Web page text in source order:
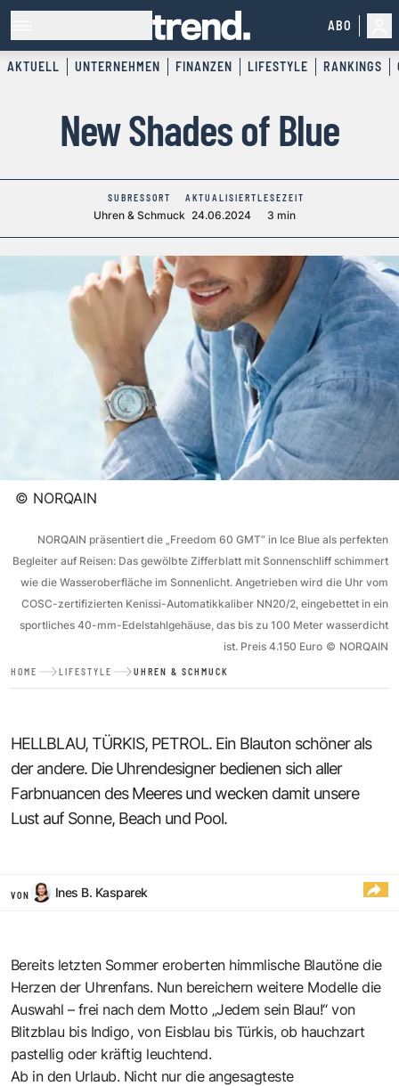
ABO
AKTUELL UNTERNEHMEN FINANZEN LIFESTYLE RANKINGS
New Shades of Blue
SUBRESSORT
Uhren & Schmuck
AKTUALISIERT
24.06.2024
LESEZEIT
3 min
© NORQAIN
NORQAIN präsentiert die „Freedom 60 GMT“ in Ice Blue als perfekten
Begleiter auf Reisen: Das gewölbte Zifferblatt mit Sonnenschliff schimmert
wie die Wasseroberfläche im Sonnenlicht. Angetrieben wird die Uhr vom
COSC-zertifizierten Kenissi-Automatikkaliber NN20/2, eingebettet in ein
sportliches 40-mm-Edelstahlgehäuse, das bis zu 100 Meter wasserdicht
ist. Preis 4.150 Euro © NORQAIN
HOME LIFESTYLE UHREN & SCHMUCK
HELLBLAU, TÜRKIS, PETROL. Ein Blauton schöner als
der andere. Die Uhrendesigner bedienen sich aller
Farbnuancen des Meeres und wecken damit unsere
Lust auf Sonne, Beach und Pool.
VON Ines B. Kasparek
Bereits letzten Sommer eroberten himmlische Blautöne die
Herzen der Uhrenfans. Nun bereichern weitere Modelle die
Auswahl – frei nach dem Motto „Jedem sein Blau!“ von
Blitzblau bis Indigo, von Eisblau bis Türkis, ob hauchzart
pastellig oder kräftig leuchtend.
Ab in den Urlaub. Nicht nur die angesagteste